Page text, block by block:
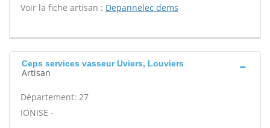
Voir la fiche artisan : Depannelec dems
Ceps services vasseur Uviers, Louviers
Artisan
Département: 27
IONISE -